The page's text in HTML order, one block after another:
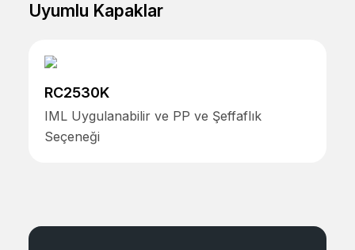
Uyumlu Kapaklar
RC2530K
IML Uygulanabilir ve PP ve Şeffaflık
Seçeneği